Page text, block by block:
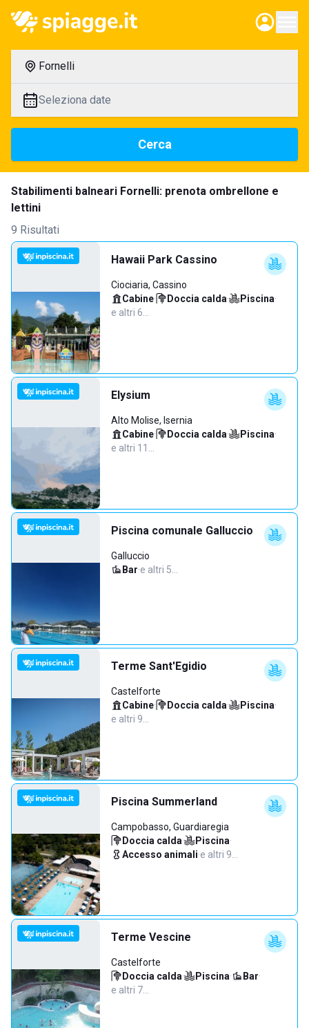
Fornelli
Seleziona date
Cerca
Stabilimenti balneari Fornelli: prenota ombrellone e
lettini
9 Risultati
Hawaii Park Cassino
Ciociaria, Cassino
Cabine· Doccia calda· Piscina·
e altri 6…
Elysium
Alto Molise, Isernia
Cabine· Doccia calda· Piscina·
e altri 11…
Piscina comunale Galluccio
Galluccio
Bar·e altri 5…
Terme Sant'Egidio
Castelforte
Cabine· Doccia calda· Piscina·
e altri 9…
Piscina Summerland
Campobasso, Guardiaregia
Doccia calda· Piscina·
Accesso animali·e altri 9…
Terme Vescine
Castelforte
Doccia calda· Piscina· Bar·
e altri 7…